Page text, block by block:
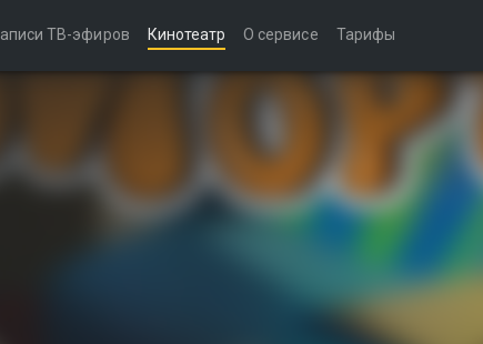
ТВ-эфиров Кинотеатр О сервисе Тарифы